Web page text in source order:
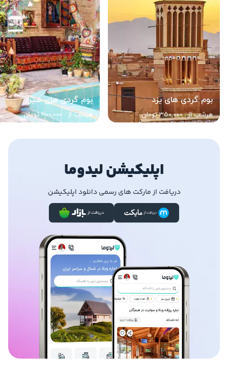
بوم گردی های یزد
هرشب از : 350,000 تومان
بوم گردی های شیراز
هرشب از : 400,000 تومان
اپلیکیشن لیدوما
دریافت از مارکت های رسمی دانلود اپلیکیشن